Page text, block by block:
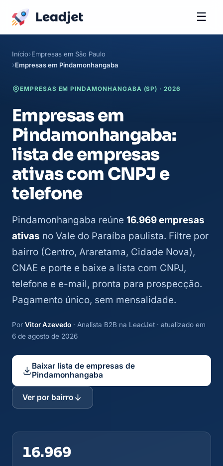
☰
Início Empresas em São Paulo
Empresas em Pindamonhangaba
EMPRESAS EM PINDAMONHANGABA (SP) · 2026
Empresas em
Pindamonhangaba:
lista de empresas
ativas com CNPJ e
telefone
Pindamonhangaba reúne 16.969 empresas
ativas no Vale do Paraíba paulista. Filtre por
bairro (Centro, Araretama, Cidade Nova),
CNAE e porte e baixe a lista com CNPJ,
telefone e e-mail, pronta para prospecção.
Pagamento único, sem mensalidade.
Por Vitor Azevedo · Analista B2B na LeadJet · atualizado em
6 de agosto de 2026
Baixar lista de empresas de
Pindamonhangaba
Ver por bairro
16.969